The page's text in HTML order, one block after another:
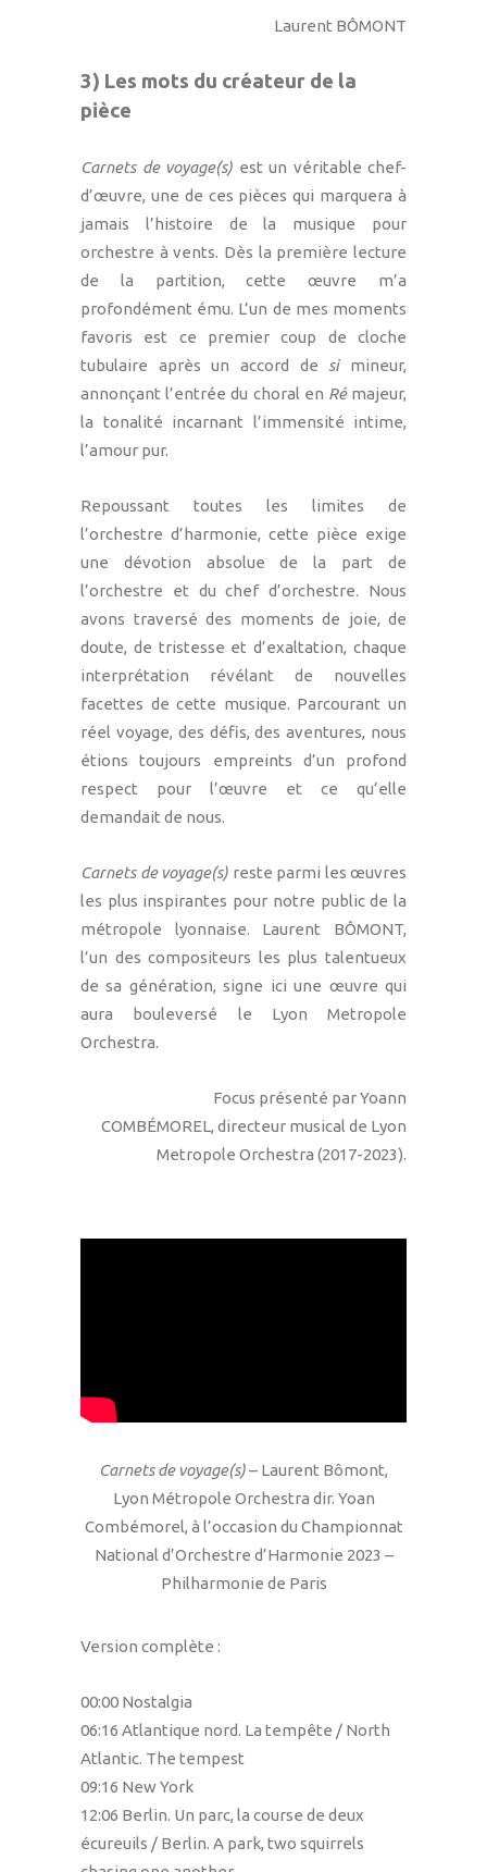
Laurent BÔMONT
3) Les mots du créateur de la
pièce
Carnets de voyage(s) est un véritable chef-
d’œuvre, une de ces pièces qui marquera à
jamais l’histoire de la musique pour
orchestre à vents. Dès la première lecture
de la partition, cette œuvre m’a
profondément ému. L’un de mes moments
favoris est ce premier coup de cloche
tubulaire après un accord de simineur,
annonçant l’entrée du choral en Rémajeur,
la tonalité incarnant l’immensité intime,
l’amour pur.
Repoussant toutes les limites de
l’orchestre d’harmonie, cette pièce exige
une dévotion absolue de la part de
l’orchestre et du chef d’orchestre. Nous
avons traversé des moments de joie, de
doute, de tristesse et d’exaltation, chaque
interprétation révélant de nouvelles
facettes de cette musique. Parcourant un
réel voyage, des défis, des aventures, nous
étions toujours empreints d’un profond
respect pour l’œuvre et ce qu’elle
demandait de nous.
Carnets de voyage(s) reste parmi les œuvres
les plus inspirantes pour notre public de la
métropole lyonnaise. Laurent BÔMONT,
l’un des compositeurs les plus talentueux
de sa génération, signe ici une œuvre qui
aura bouleversé le Lyon Metropole
Orchestra.
Focus présenté par Yoann
COMBÉMOREL, directeur musical de Lyon
Metropole Orchestra (2017-2023).
Carnets de voyage(s)– Laurent Bômont,
Lyon Métropole Orchestra dir. Yoan
Combémorel, à l’occasion du Championnat
National d’Orchestre d’Harmonie 2023 –
Philharmonie de Paris
Version complète :
00:00 Nostalgia
06:16 Atlantique nord. La tempête / North
Atlantic. The tempest
09:16 New York
12:06 Berlin. Un parc, la course de deux
écureuils / Berlin. A park, two squirrels